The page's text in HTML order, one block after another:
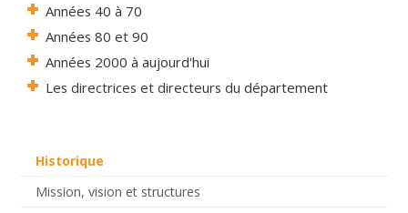
Historique
Mission, vision et structures
Années 40 à 70
Années 80 et 90
Années 2000 à aujourd'hui
Les directrices et directeurs du département